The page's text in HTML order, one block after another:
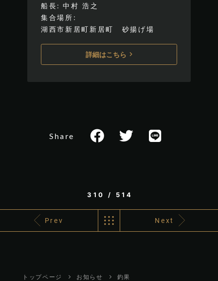
船長
中村 浩之
集合場所
湖西市新居町新居町 砂揚げ場
詳細はこちら
Share
310 / 514
Prev Next
トップページ お知らせ
釣果